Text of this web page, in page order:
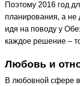
Поэтому 2016 год
планирования, а не
идя на поводу у
каждое решение –
Любовь и
В любовной сфере